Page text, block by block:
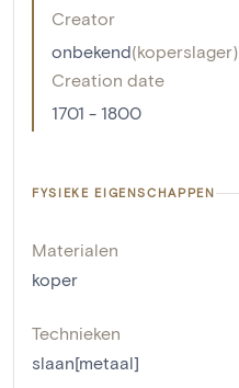
Creator
onbekend(koperslager)
Creation date
1701 - 1800
FYSIEKE EIGENSCHAPPEN
Materialen
koper
Technieken
slaan[metaal]